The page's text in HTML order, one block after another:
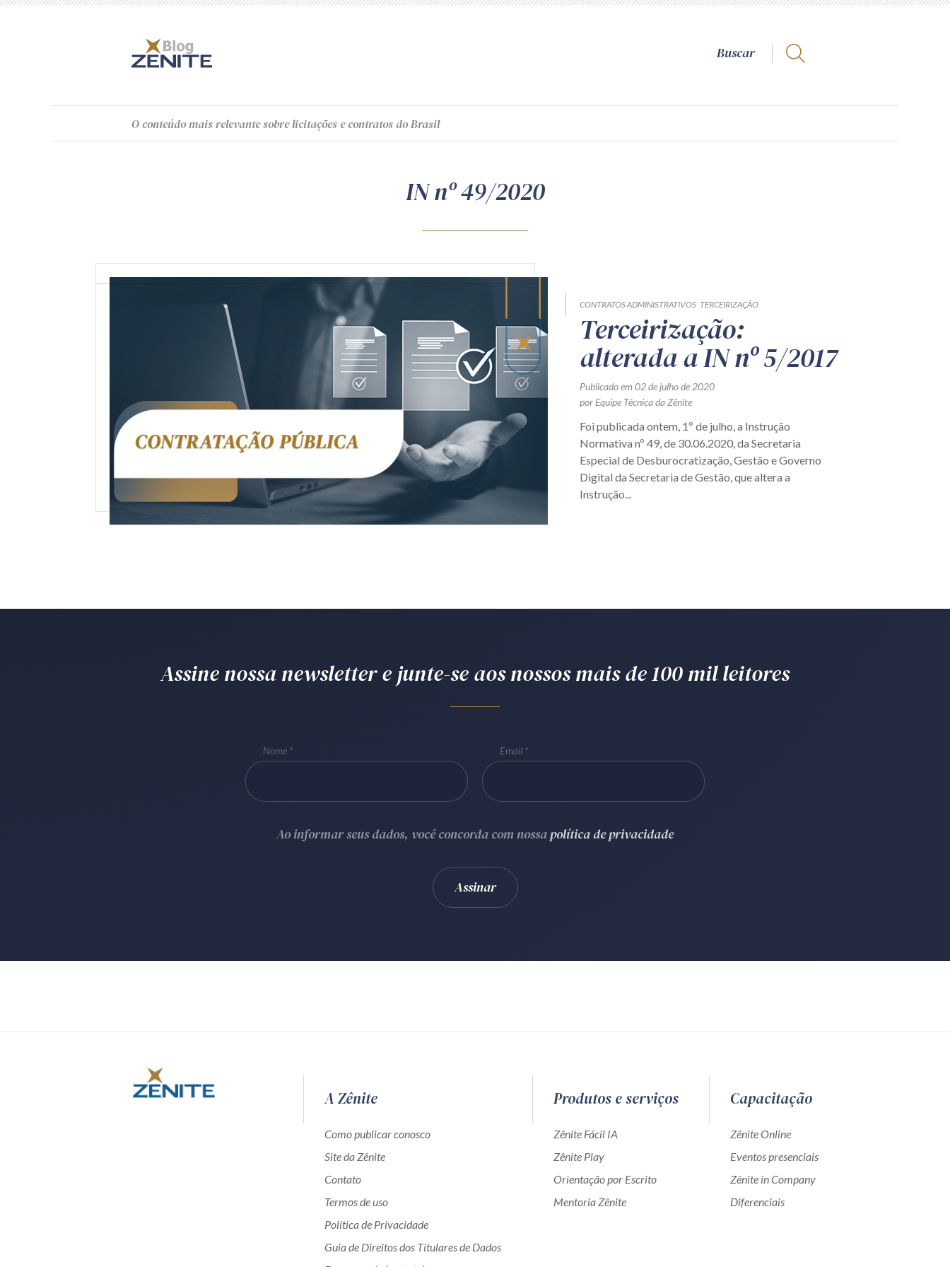
O conteúdomais relevante sobre licitações e contratos do Brasil
IN nº 49/2020
CONTRATOS ADMINISTRATIVOS TERCEIRIZAÇÃO
Terceirização:
alterada a IN nº 5/2017
Publicado em 02 de julho de 2020
por Equipe Técnica da Zênite
Foi publicada ontem, 1º de julho, a Instrução
Normativa nº 49, de 30.06.2020, da Secretaria
Especial de Desburocratização, Gestão e Governo
Digital da Secretaria de Gestão, que altera a
Instrução...
Assine nossa newsletter e junte-se aos nossos mais de 100 mil leitores
Nome Email
Ao informar seus dados, você concorda com nossapolítica de privacidade
A Zênite
Como publicar conosco
Site da Zênite
Contato
Termos de uso
Política de Privacidade
Guia de Direitos dos Titulares de Dados
Produtos e serviços
Zênite Fácil IA
Zênite Play
Orientação por Escrito
Mentoria Zênite
Capacitação
Zênite Online
Eventos presenciais
Zênite in Company
Diferenciais